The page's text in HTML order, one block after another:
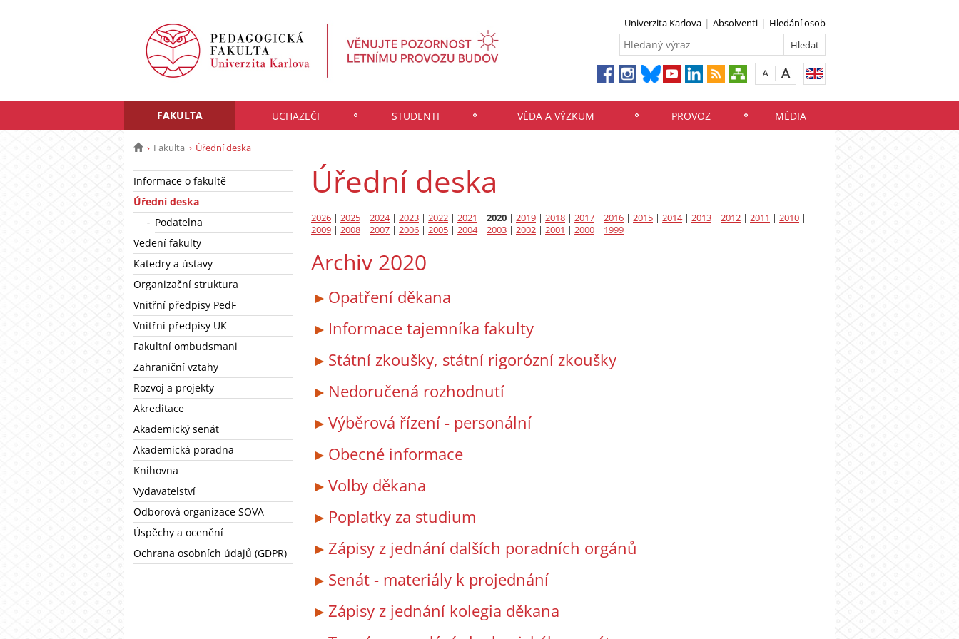
Univerzita Karlova Absolventi Hledání osob
FAKULTA UCHAZEČI STUDENTI VĚDA A VÝZKUM PROVOZ MÉDIA
Fakulta Úřední deska
Informace o fakultě
Úřední deska
Podatelna
Vedení fakulty
Katedry a ústavy
Organizační struktura
Vnitřní předpisy PedF
Vnitřní předpisy UK
Fakultní ombudsmani
Zahraniční vztahy
Rozvoj a projekty
Akreditace
Akademický senát
Akademická poradna
Knihovna
Vydavatelství
Odborová organizace SOVA
Úspěchy a ocenění
Ochrana osobních údajů (GDPR)
Úřední deska
2026 | 2025 | 2024| 2023 | 2022 | 2021 | 2020 | 2019 | 2018 | 2017 | 2016 | 2015 | 2014| 2013 | 2012 | 2011 | 2010 |
2009 | 2008 | 2007 | 2006 | 2005 | 2004| 2003 | 2002 | 2001 | 2000 | 1999
Archiv 2020
Opatření děkana
Informace tajemníka fakulty
Státní zkoušky, státní rigorózní zkoušky
Nedoručená rozhodnutí
Výběrová řízení - personální
Obecné informace
Volby děkana
Poplatky za studium
Zápisy z jednání dalších poradních orgánů
Senát - materiály k projednání
Zápisy z jednání kolegia děkana